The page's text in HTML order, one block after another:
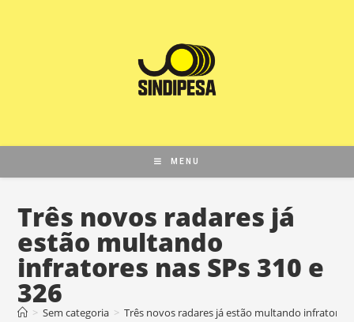
MENU
Três novos radares já
estão multando
infratores nas SPs 310 e
326
> Sem categoria > Três novos radares já estão multando infratores